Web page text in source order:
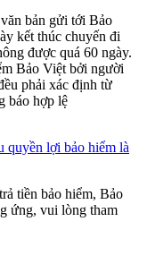
bản gửi tới Bảo
kết thúc chuyến đi
được quá 60 ngày.
Bảo Việt bởi người
phải xác định từ
báo hợp lệ
quyền lợi bảo hiểm là
tiền bảo hiểm, Bảo
ứng, vui lòng tham